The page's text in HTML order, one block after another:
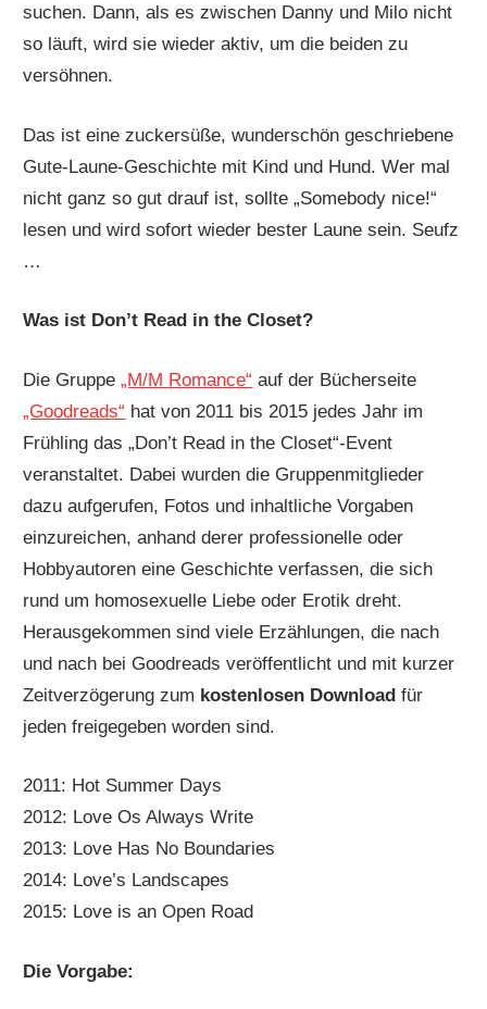
suchen. Dann, als es zwischen Danny und Milo nicht
so läuft, wird sie wieder aktiv, um die beiden zu
versöhnen.
Das ist eine zuckersüße, wunderschön geschriebene
Gute-Laune-Geschichte mit Kind und Hund. Wer mal
nicht ganz so gut drauf ist, sollte „Somebody nice!“
lesen und wird sofort wieder bester Laune sein. Seufz
…
Was ist Don’t Read in the Closet?
Die Gruppe„M/M Romance“ auf der Bücherseite
„Goodreads“ hat von 2011 bis 2015 jedes Jahr im
Frühling das „Don’t Read in the Closet“-Event
veranstaltet. Dabei wurden die Gruppenmitglieder
dazu aufgerufen, Fotos und inhaltliche Vorgaben
einzureichen, anhand derer professionelle oder
Hobbyautoren eine Geschichte verfassen, die sich
rund um homosexuelle Liebe oder Erotik dreht.
Herausgekommen sind viele Erzählungen, die nach
und nach bei Goodreads veröffentlicht und mit kurzer
Zeitverzögerung zum kostenlosen Download für
jeden freigegeben worden sind.
2011: Hot Summer Days
2012: Love Os Always Write
2013: Love Has No Boundaries
2014: Love’s Landscapes
2015: Love is an Open Road
Die Vorgabe: